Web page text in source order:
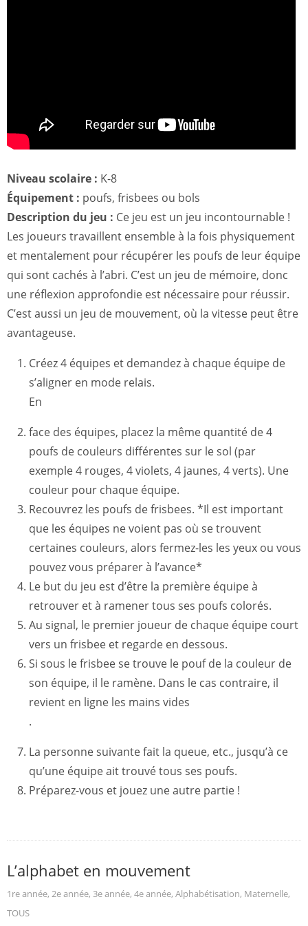
Niveau scolaire : K-8
Équipement : poufs, frisbees ou bols
Description du jeu : Ce jeu est un jeu incontournable !
Les joueurs travaillent ensemble à la fois physiquement
et mentalement pour récupérer les poufs de leur équipe
qui sont cachés à l’abri. C’est un jeu de mémoire, donc
une réflexion approfondie est nécessaire pour réussir.
C’est aussi un jeu de mouvement, où la vitesse peut être
avantageuse.
Créez 4 équipes et demandez à chaque équipe de
s’aligner en mode relais.
En
face des équipes, placez la même quantité de 4
poufs de couleurs différentes sur le sol (par
exemple 4 rouges, 4 violets, 4 jaunes, 4 verts). Une
couleur pour chaque équipe.
Recouvrez les poufs de frisbees. *Il est important
que les équipes ne voient pas où se trouvent
certaines couleurs, alors fermez-les les yeux ou vous
pouvez vous préparer à l’avance*
Le but du jeu est d’être la première équipe à
retrouver et à ramener tous ses poufs colorés.
Au signal, le premier joueur de chaque équipe court
vers un frisbee et regarde en dessous.
Si sous le frisbee se trouve le pouf de la couleur de
son équipe, il le ramène. Dans le cas contraire, il
revient en ligne les mains vides
.
La personne suivante fait la queue, etc., jusqu’à ce
qu’une équipe ait trouvé tous ses poufs.
Préparez-vous et jouez une autre partie !
L’alphabet en mouvement
1re année, 2e année, 3e année, 4e année, Alphabétisation, Maternelle,
TOUS